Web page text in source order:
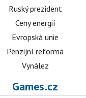
Ruský prezident
Ceny energií
Evropská unie
Penzijní reforma
Vynález
Games.cz